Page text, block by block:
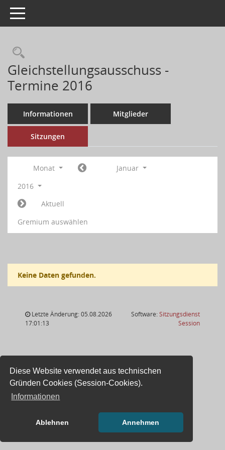
Diese Website verwendet aus technischen
Gründen Cookies (Session-Cookies).
Informationen
Ablehnen Annehmen
Toggle navigation
Gleichstellungsausschuss -
Termine 2016
Informationen Mitglieder
Sitzungen
Monat
Januar
2016
Aktuell
Gremium auswählen
Keine Daten gefunden.
Letzte Änderung: 05.08.2026
17:01:13
Software:Sitzungsdienst
Session(Wird in